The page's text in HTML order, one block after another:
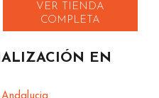
VER TIENDA
COMPLETA
EN